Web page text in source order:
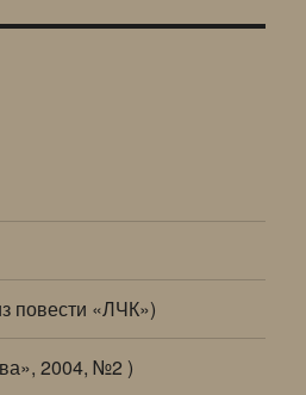
«ЛЧК»)
2004, №2 )